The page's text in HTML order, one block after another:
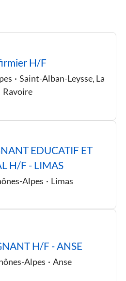
H/F
· Saint-Alban-Leysse, La
Ravoire
EDUCATIF ET
H/F - LIMAS
Alpes · Limas
H/F - ANSE
Alpes · Anse